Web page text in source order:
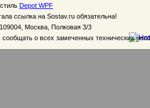
Depot WPF
ссылка на Sostav.ru обязательна!
109004, Москва, Полковая 3/3
о всех замеченных технических